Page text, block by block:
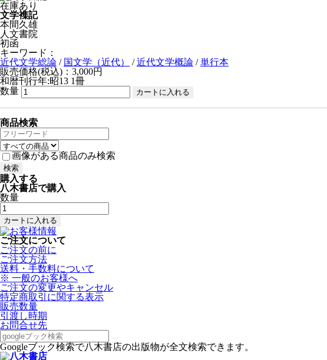
在庫あり
文学襍記
本間久雄
人文書院
初函
キーワード：
近代文学総論 / 国文学（近代） /近代文学概論 /単行本
販売価格(税込)：3,000円
和暦刊行年:昭13 1冊
数量
商品検索
画像がある商品のみ検索
購入する
八木書店で購入
数量
ご注文について
ご注文の前に
ご注文方法
送料・手数料について
※ 一般のお客様へ
ご注文の変更やキャンセル
特定商取引に関する表示
販売数量
引渡し時期
お問合せ先
Googleブック検索で八木書店の出版物が全文検索できます。